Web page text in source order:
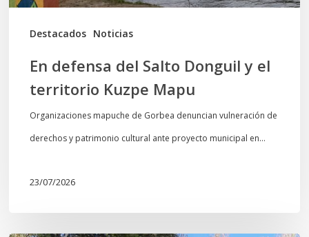
Destacados Noticias
Kuzpe
Mapu
En defensa del Salto Donguil y el
territorio Kuzpe Mapu
Organizaciones mapuche de Gorbea denuncian vulneración de
derechos y patrimonio cultural ante proyecto municipal en…
23/07/2026